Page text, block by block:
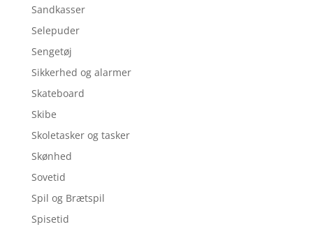
Sandkasser
Selepuder
Sengetøj
Sikkerhed og alarmer
Skateboard
Skibe
Skoletasker og tasker
Skønhed
Sovetid
Spil og Brætspil
Spisetid